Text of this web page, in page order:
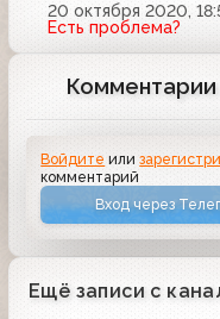
20 октября 2020,
Есть проблема?
Комментарии
Войдите или
комментарий
Вход через
Ещё записи с